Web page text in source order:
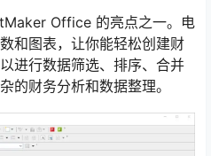
Office 的亮点之一。电
和图表，让你能轻松创建财
进行数据筛选、排序、合并
的财务分析和数据整理。